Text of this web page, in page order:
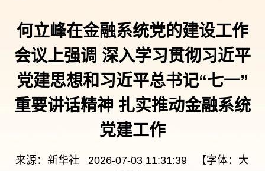
何立峰在金融系统党的建设工作
会议上强调 深入学习贯彻习近平
党建思想和习近平总书记“七一”
重要讲话精神 扎实推动金融系统
党建工作
来源：新华社 2026-07-03 11:31:39 【字体： 大